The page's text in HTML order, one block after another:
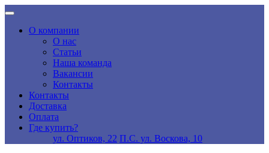
О компании
О нас
Статьи
Наша команда
Вакансии
Контакты
Контакты
Доставка
Оплата
Где купить?
ул. Оптиков, 22 П.С. ул. Воскова, 10